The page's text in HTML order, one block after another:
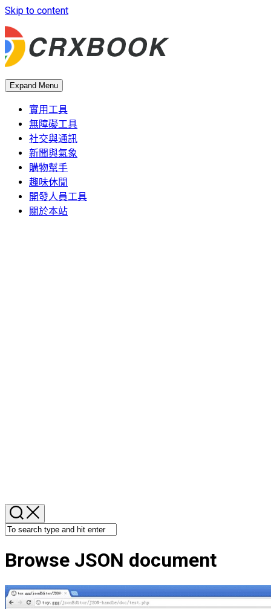
Skip to content
Expand Menu
實用工具
無障礙工具
社交與通訊
新聞與氣象
購物幫手
趣味休閒
開發人員工具
關於本站
Browse JSON document